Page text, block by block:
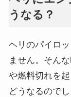
うなる？
ヘリのパイロ
ません。そん
や燃料切れを
どうなるので